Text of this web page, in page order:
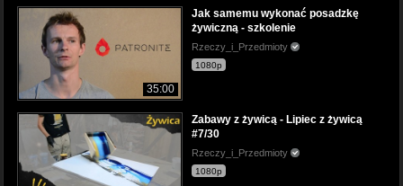
35:00
Jak samemu wykonać posadzkę
żywiczną - szkolenie
Rzeczy_i_Przedmioty
1080p
Zabawy z żywicą - Lipiec z żywicą
#7/30
Rzeczy_i_Przedmioty
1080p